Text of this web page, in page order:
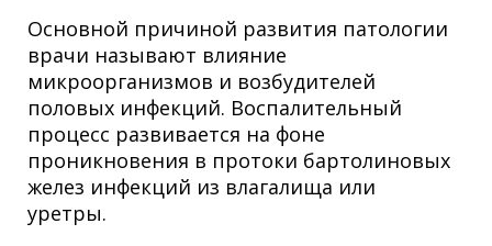
Основной причиной развития патологии
врачи называют влияние
микроорганизмов и возбудителей
половых инфекций. Воспалительный
процесс развивается на фоне
проникновения в протоки бартолиновых
желез инфекций из влагалища или
уретры.